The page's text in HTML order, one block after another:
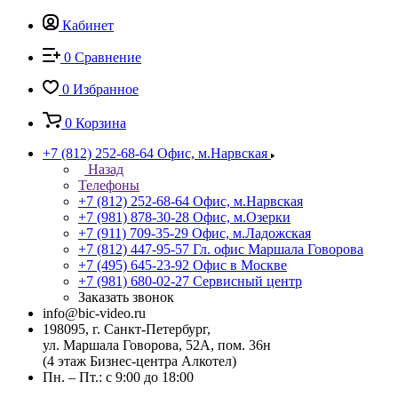
Кабинет
0 Сравнение
0 Избранное
0 Корзина
+7 (812) 252-68-64 Офис, м.Нарвская
Назад
Телефоны
+7 (812) 252-68-64 Офис, м.Нарвская
+7 (981) 878-30-28 Офис, м.Озерки
+7 (911) 709-35-29 Офис, м.Ладожская
+7 (812) 447-95-57 Гл. офис Маршала Говорова
+7 (495) 645-23-92 Офис в Москве
+7 (981) 680-02-27 Сервисный центр
Заказать звонок
info@bic-video.ru
198095, г. Санкт-Петербург,
ул. Маршала Говорова, 52А, пом. 36н
(4 этаж Бизнес-центра Алкотел)
Пн. – Пт.: с 9:00 до 18:00